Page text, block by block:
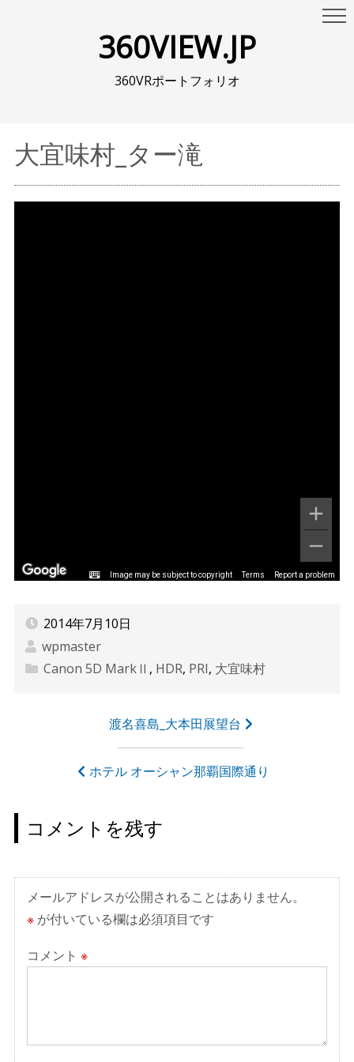
360VIEW.JP
360VRポートフォリオ
大宜味村_ター滝
Image may be subject to copyright Terms Report a problem
2014年7月10日
wpmaster
Canon 5D MarkⅡ , HDR, PRI, 大宜味村
ゲ
ー
シ
ョ
ン
渡名喜島_大本田展望台
ホテル オーシャン那覇国際通り
コメントを残す
メールアドレスが公開されることはありません。
※が付いている欄は必須項目です
コメント ※